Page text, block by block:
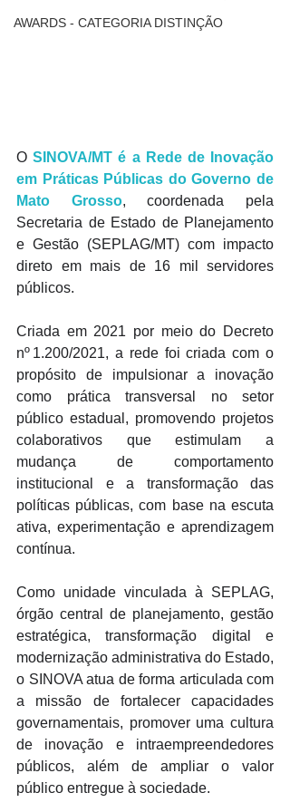
AWARDS - CATEGORIA DISTINÇÃO
O SINOVA/MT é a Rede de Inovação
em Práticas Públicas do Governo de
Mato Grosso, coordenada pela
Secretaria de Estado de Planejamento
e Gestão (SEPLAG/MT) com impacto
direto em mais de 16 mil servidores
públicos.
Criada em 2021 por meio do Decreto
nº 1.200/2021, a rede foi criada com o
propósito de impulsionar a inovação
como prática transversal no setor
público estadual, promovendo projetos
colaborativos que estimulam a
mudança de comportamento
institucional e a transformação das
políticas públicas, com base na escuta
ativa, experimentação e aprendizagem
contínua.
Como unidade vinculada à SEPLAG,
órgão central de planejamento, gestão
estratégica, transformação digital e
modernização administrativa do Estado,
o SINOVA atua de forma articulada com
a missão de fortalecer capacidades
governamentais, promover uma cultura
de inovação e intraempreendedores
públicos, além de ampliar o valor
público entregue à sociedade.